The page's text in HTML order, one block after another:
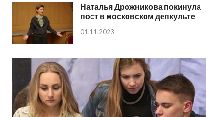
Наталья Дрожникова покинула
пост в московском депкульте
01.11.2023